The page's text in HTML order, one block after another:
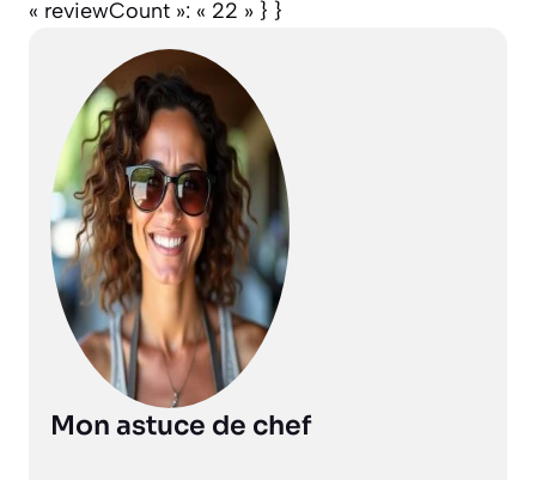
« reviewCount »: « 22 » } }
Mon astuce de chef